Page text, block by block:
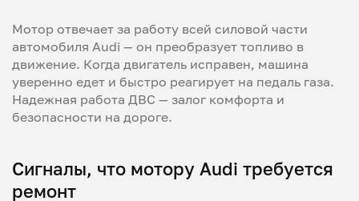
Мотор отвечает за работу всей силовой части
автомобиля Audi — он преобразует топливо в
движение. Когда двигатель исправен, машина
уверенно едет и быстро реагирует на педаль газа.
Надежная работа ДВС — залог комфорта и
безопасности на дороге.
Сигналы, что мотору Audi требуется
ремонт